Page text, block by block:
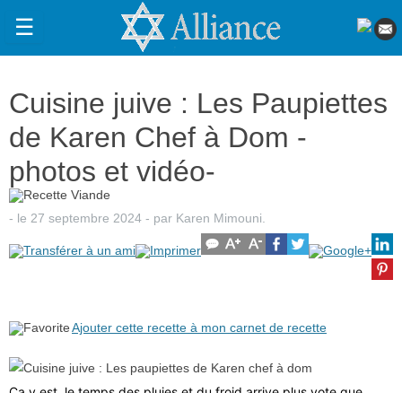
☰
Judaïsme
Magazine
Sorties
Culture
Radio
Cuisine juive : Les Paupiettes
de Karen Chef à Dom -
photos et vidéo-
- le 27 septembre 2024 - par Karen Mimouni
Ajouter cette recette à mon carnet de recette